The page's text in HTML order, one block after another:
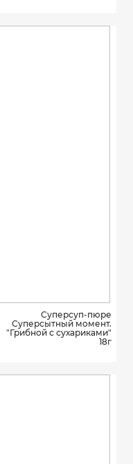
Суперсуп-пюре
Суперсытный момент.
"Грибной с сухариками"
18г